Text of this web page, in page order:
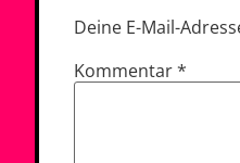
Deine E-Mail-
Kommentar*